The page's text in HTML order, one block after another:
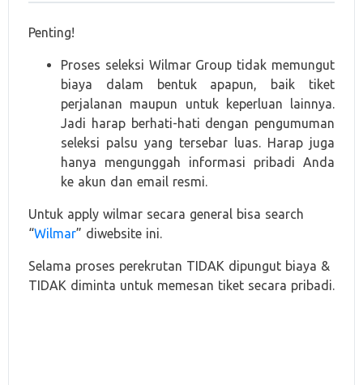
Penting!
Proses seleksi Wilmar Group tidak memungut
biaya dalam bentuk apapun, baik tiket
perjalanan maupun untuk keperluan lainnya.
Jadi harap berhati-hati dengan pengumuman
seleksi palsu yang tersebar luas. Harap juga
hanya mengunggah informasi pribadi Anda
ke akun dan email resmi.
Untuk apply wilmar secara general bisa search
“Wilmar” diwebsite ini.
Selama proses perekrutan TIDAK dipungut biaya &
TIDAK diminta untuk memesan tiket secara pribadi.